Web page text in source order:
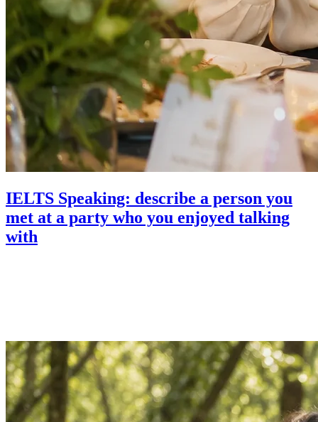
IELTS Speaking: describe a person you
met at a party who you enjoyed talking
with